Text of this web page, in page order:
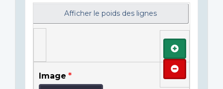
Afficher le poids des lignes
Image
Ajouter
Retirer